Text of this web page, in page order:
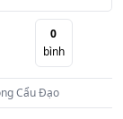
Cốt Đan, xin
trộm mười
tu
thống tu luyện,
khi nhận được
0
bình
Cẩu Đạo